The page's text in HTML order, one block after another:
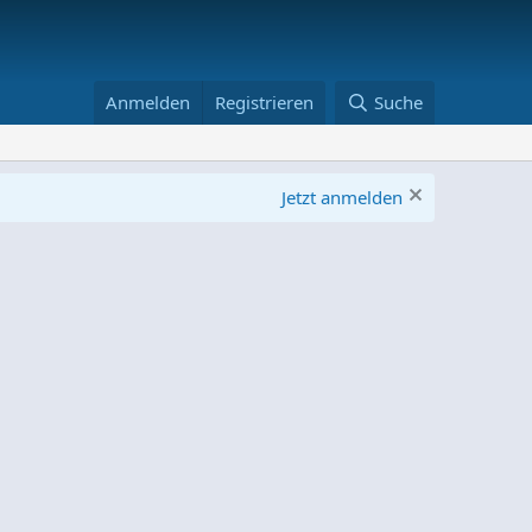
Anmelden Registrieren Suche
Jetzt anmelden